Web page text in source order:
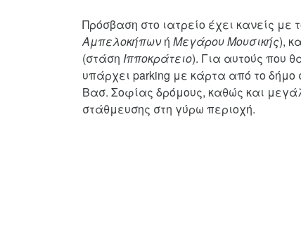
Πρόσβαση στο ιατρείο έχει κανείς με
Αμπελοκήπωνή Μεγάρου Μουσικής),
(στάση Ιπποκράτειο). Για αυτούς που
υπάρχει parking με κάρτα από το δήμο
Βασ. Σοφίας δρόμους, καθώς και
στάθμευσης στη γύρω περιοχή.